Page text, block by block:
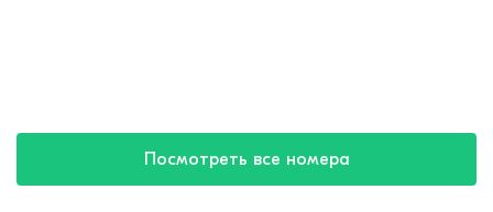
Посмотреть все номера